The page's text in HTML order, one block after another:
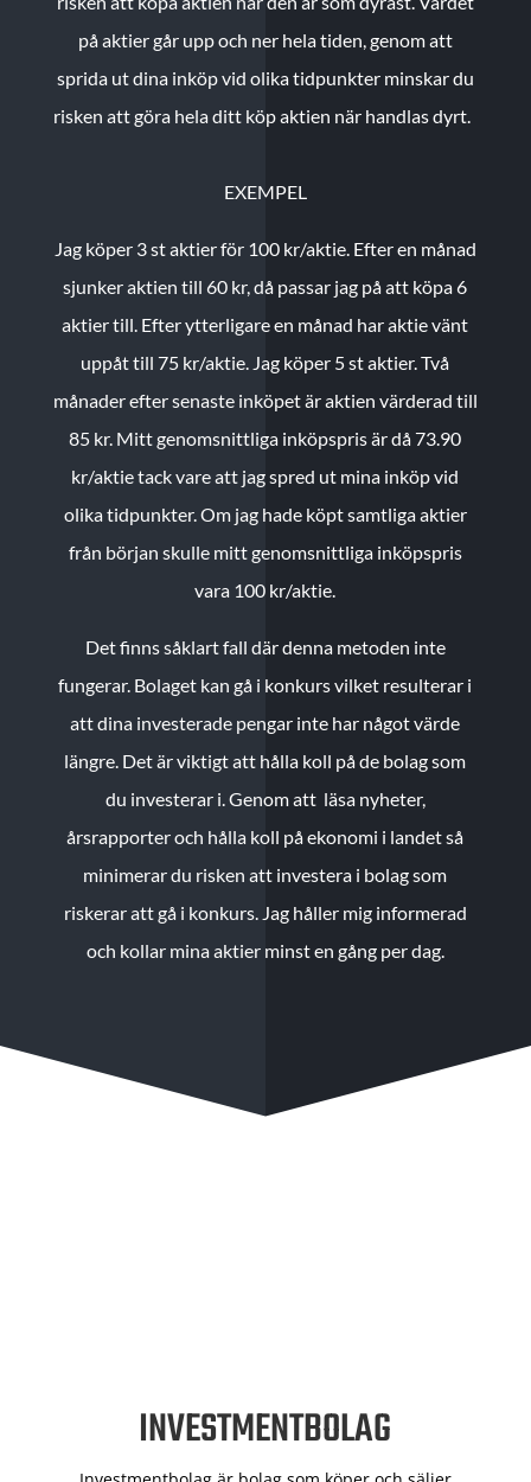
på aktier går upp och ner hela tiden, genom att
sprida ut dina inköp vid olika tidpunkter minskar du
risken att göra hela ditt köp aktien när handlas dyrt.
EXEMPEL
Jag köper 3 st aktier för 100 kr/aktie. Efter en månad
sjunker aktien till 60 kr, då passar jag på att köpa 6
aktier till. Efter ytterligare en månad har aktie vänt
uppåt till 75 kr/aktie. Jag köper 5 st aktier.Två
månader efter senaste inköpet är aktien värderad till
85 kr. Mitt genomsnittliga inköpspris är då 73.90
kr/aktie tack vare att jag spred ut mina inköp vid
olika tidpunkter. Om jag hade köpt samtliga aktier
från början skulle mitt genomsnittliga inköpspris
vara 100 kr/aktie.
Det finns såklart fall där denna metoden inte
fungerar. Bolaget kan gå i konkurs vilket resulterar i
att dina investerade pengar inte har något värde
längre. Det är viktigt att hålla koll på de bolag som
du investerar i. Genom att läsa nyheter,
årsrapporter och hålla koll på ekonomi i landet så
minimerar du risken att investera i bolag som
riskerar att gå i konkurs. Jag håller mig informerad
och kollar mina aktier minst en gång per dag.
INVESTMENTBOLAG